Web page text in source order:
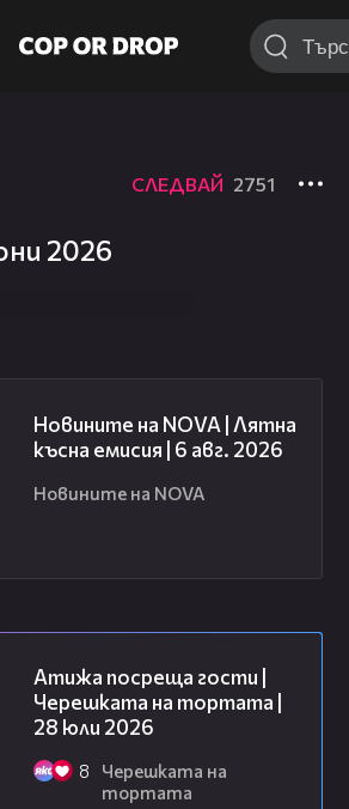
СЛЕДВАЙ 2751
2026
Новините на NOVA | Лятна
късна емисия | 6 авг. 2026
Новините на NOVA
Атижа посреща гости |
Черешката на тортата |
28 юли 2026
8
Черешката на
тортата